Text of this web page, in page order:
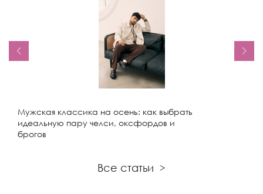
Мужская классика на осень: как выбрать
идеальную пару челси, оксфордов и
брогов
Все статьи >